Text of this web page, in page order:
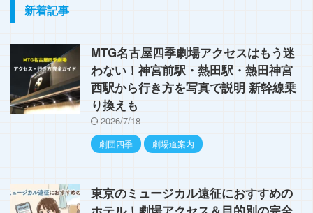
新着記事
MTG名古屋四季劇場アクセスはもう迷
わない！神宮前駅・熱田駅・熱田神宮
西駅から行き方を写真で説明 新幹線乗
り換えも
2026/7/18
劇団四季 劇場道案内
東京のミュージカル遠征におすすめの